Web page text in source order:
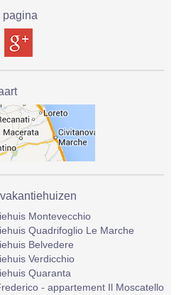
pagina
Montevecchio
Quadrifoglio Le Marche
Belvedere
Verdicchio
Quaranta
- appartement Il Moscatello